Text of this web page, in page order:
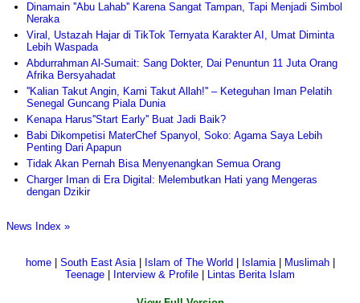
Dinamain ''Abu Lahab'' Karena Sangat Tampan, Tapi Menjadi Simbol
Neraka
Viral, Ustazah Hajar di TikTok Ternyata Karakter AI, Umat Diminta
Lebih Waspada
Abdurrahman Al-Sumait: Sang Dokter, Dai Penuntun 11 Juta Orang
Afrika Bersyahadat
''Kalian Takut Angin, Kami Takut Allah!'' – Keteguhan Iman Pelatih
Senegal Guncang Piala Dunia
Kenapa Harus''Start Early'' Buat Jadi Baik?
Babi Dikompetisi MaterChef Spanyol, Soko: Agama Saya Lebih
Penting Dari Apapun
Tidak Akan Pernah Bisa Menyenangkan Semua Orang
Charger Iman di Era Digital: Melembutkan Hati yang Mengeras
dengan Dzikir
News Index »
home| South East Asia| Islam of The World Islamia| Muslimah|
Teenage
Interview & Profile Lintas Berita Islam